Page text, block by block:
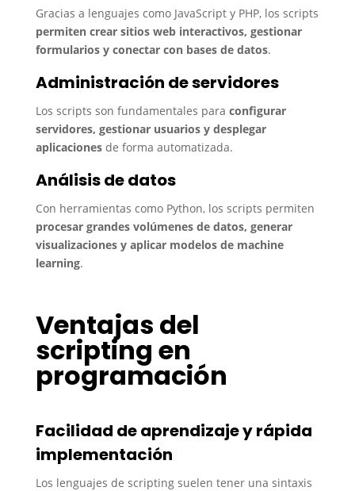
Gracias a lenguajes como JavaScript y PHP, los scripts
permiten crear sitios web interactivos, gestionar
formularios y conectar con bases de datos.
Administración de servidores
Los scripts son fundamentales para configurar
servidores, gestionar usuarios y desplegar
aplicacionesde forma automatizada.
Análisis de datos
Con herramientas como Python, los scripts permiten
procesar grandes volúmenes de datos, generar
visualizaciones y aplicar modelos de machine
learning.
Ventajas del
scripting en
programación
Facilidad de aprendizaje y rápida
implementación
Los lenguajes de scripting suelen tener una sintaxis